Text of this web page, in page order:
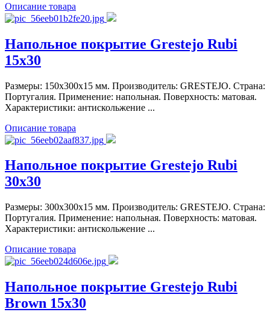
Описание товара
Напольное покрытие Grestejo Rubi
15x30
Размеры: 150x300x15 мм. Производитель: GRESTEJO. Страна:
Португалия. Применение: напольная. Поверхность: матовая.
Характеристики: антискольжение ...
Описание товара
Напольное покрытие Grestejo Rubi
30x30
Размеры: 300x300x15 мм. Производитель: GRESTEJO. Страна:
Португалия. Применение: напольная. Поверхность: матовая.
Характеристики: антискольжение ...
Описание товара
Напольное покрытие Grestejo Rubi
Brown 15x30